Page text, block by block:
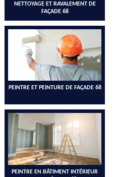
NETTOYAGE ET RAVALEMENT DE
FAÇADE 68
PEINTRE ET PEINTURE DE FAÇADE 68
PEINTRE EN BÂTIMENT INTÉRIEUR